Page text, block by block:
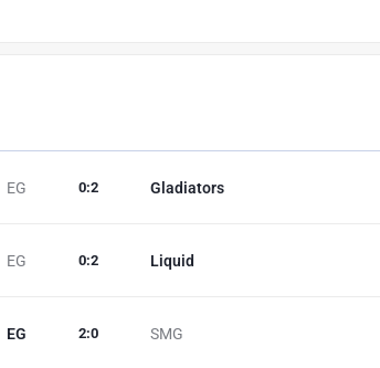
EG Gladiators
0:2
EG Liquid
0:2
EG SMG
2:0